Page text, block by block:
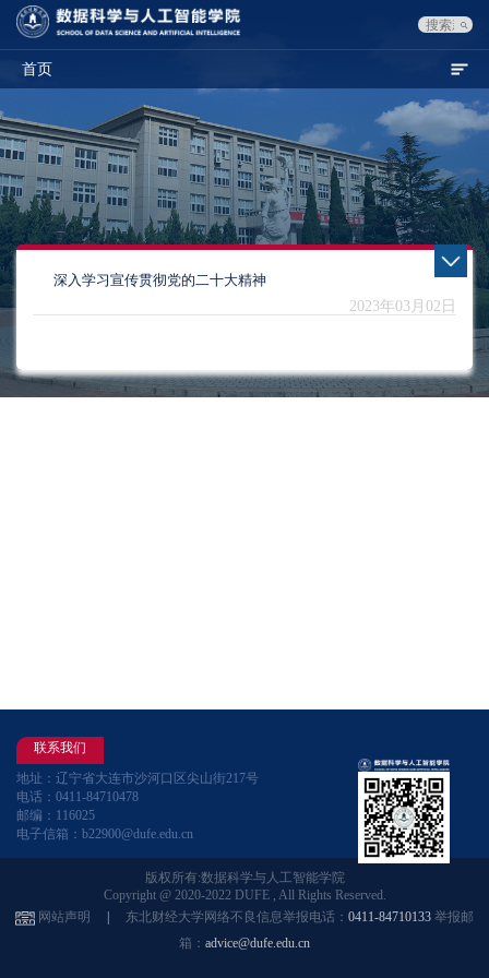
首页
深入学习宣传贯彻党的二十大精神
2023年03月02日
联系我们
地址：辽宁省大连市沙河口区尖山街217号
电话：0411-84710478
邮编：116025
电子信箱：b22900@dufe.edu.cn
版权所有:数据科学与人工智能学院
Copyright @ 2020-2022 DUFE , All Rights Reserved.
网站声明
东北财经大学网络不良信息举报电话： 0411-84710133 举报邮
箱： advice@dufe.edu.cn